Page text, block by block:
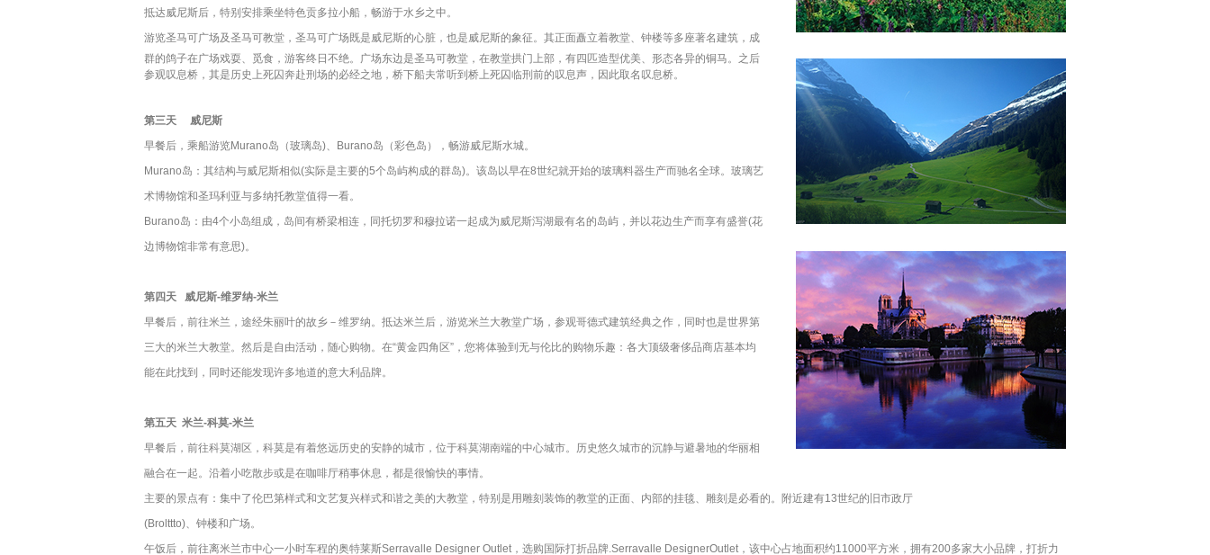
抵达威尼斯后，特别安排乘坐特色贡多拉小船，畅游于水乡之中。
游览圣马可广场及圣马可教堂，圣马可广场既是威尼斯的心脏，也是威尼斯的象征。其正面矗立着教堂、钟楼等多座著名建筑，成
群的鸽子在广场戏耍、觅食，游客终日不绝。 广场东边是圣马可教堂，在教堂拱门上部，有四匹造型优美、形态各异的铜马。之后
参观叹息桥，其是历史上死囚奔赴刑场的必经之地，桥下船夫常听到桥上死囚临刑前的叹息声，因此取名叹息桥。
第三天 威尼斯
早餐后，乘船游览Murano岛（玻璃岛)、Burano岛（彩色岛），畅游威尼斯水城。
Murano岛：其结构与威尼斯相似(实际是主要的5个岛屿构成的群岛)。该岛以早在8世纪就开始的玻璃料器生产而驰名全球。玻璃艺
术博物馆和圣玛利亚与多纳托教堂值得一看。
Burano岛：由4个小岛组成，岛间有桥梁相连，同托切罗和穆拉诺一起成为威尼斯泻湖最有名的岛屿，并以花边生产而享有盛誉(花
边博物馆非常有意思)。
第四天 威尼斯-维罗纳-米兰
早餐后，前往米兰，途经朱丽叶的故乡－维罗纳。抵达米兰后，游览米兰大教堂广场，参观哥德式建筑经典之作，同时也是世界第
三大的米兰大教堂。然后是自由活动，随心购物。在“黄金四角区”，您将体验到无与伦比的购物乐趣：各大顶级奢侈品商店基本均
能在此找到，同时还能发现许多地道的意大利品牌。
第五天 米兰-科莫-米兰
早餐后，前往科莫湖区，科莫是有着悠远历史的安静的城市，位于科莫湖南端的中心城市。历史悠久城市的沉静与避暑地的华丽相
融合在一起。沿着小吃散步或是在咖啡厅稍事休息，都是很愉快的事情。
主要的景点有：集中了伦巴第样式和文艺复兴样式和谐之美的大教堂，特别是用雕刻装饰的教堂的正面、内部的挂毯、雕刻是必看的。附近建有13世纪的旧市政厅
(Brolttto)、钟楼和广场。
午饭后，前往离米兰市中心一小时车程的奥特莱斯Serravalle Designer Outlet，选购国际打折品牌.Serravalle DesignerOutlet，该中心占地面积约11000平方米，拥有200多家大小品牌，打折力